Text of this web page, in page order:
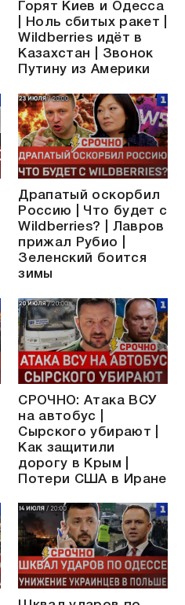
Горят Киев и Одесса
| Ноль сбитых ракет |
Wildberries идёт в
Казахстан | Звонок
Путину из Америки
Драпатый оскорбил
Россию | Что будет с
Wildberries? | Лавров
прижал Рубио |
Зеленский боится
зимы
СРОЧНО: Атака ВСУ
на автобус |
Сырского убирают |
Как защитили
дорогу в Крым |
Потери США в Иране